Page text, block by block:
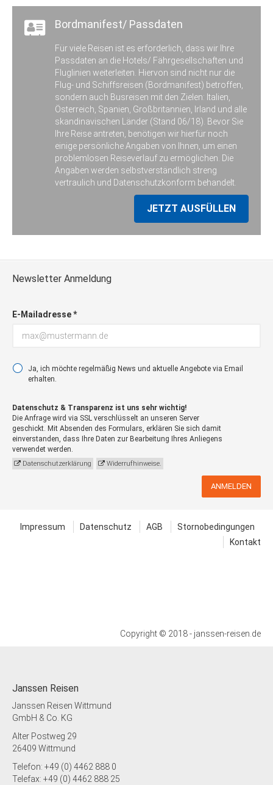
Bordmanifest/ Passdaten
Für viele Reisen ist es erforderlich, dass wir Ihre
Passdaten an die Hotels/ Fährgesellschaften und
Fluglinien weiterleiten. Hiervon sind nicht nur die
Flug- und Schiffsreisen (Bordmanifest) betroffen,
sondern auch Busreisen mit den Zielen: Italien,
Österreich, Spanien, Großbritannien, Irland und alle
skandinavischen Länder (Stand 06/18). Bevor Sie
Ihre Reise antreten, benötigen wir hierfür noch
einige persönliche Angaben von Ihnen, um einen
problemlosen Reiseverlauf zu ermöglichen. Die
Angaben werden selbstverständlich streng
vertraulich und Datenschutzkonform behandelt.
JETZT AUSFÜLLEN
Newsletter Anmeldung
E-Mailadresse *
Ja, ich möchte regelmäßig News und aktuelle Angebote via Email
erhalten.
Datenschutz & Transparenz ist uns sehr wichtig!
Die Anfrage wird via SSL verschlüsselt an unseren Server
geschickt. Mit Absenden des Formulars, erklären Sie sich damit
einverstanden, dass Ihre Daten zur Bearbeitung Ihres Anliegens
verwendet werden.
Datenschutzerklärung Widerrufhinweise.
ANMELDEN
Impressum Datenschutz AGB
Stornobedingungen
Kontakt
Copyright © 2018 - janssen-reisen.de
Janssen Reisen
Janssen Reisen Wittmund
GmbH & Co. KG
Alter Postweg 29
26409 Wittmund
Telefon: +49 (0) 4462 888 0
Telefax: +49 (0) 4462 888 25